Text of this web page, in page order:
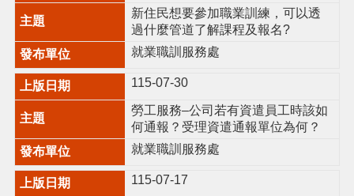
務
機
關
通
訊
錄
政
府
資
訊
新住民想要參加職業訓練，可以透
過什麼管道了解課程及報名?
就業職訓服務處
115-07-30
勞工服務–公司若有資遣員工時該如
何通報？受理資遣通報單位為何？
就業職訓服務處
115-07-17